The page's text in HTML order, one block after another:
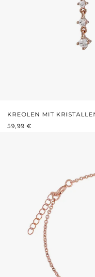
KREOLEN MIT
REGULÄRER PREIS:
59,99 €